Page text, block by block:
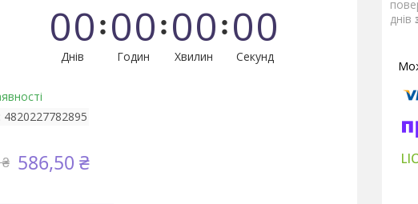
00
Днів
00
Годин
00
Хвилин
00
Секунд
4820227782895
586,50 ₴
днів